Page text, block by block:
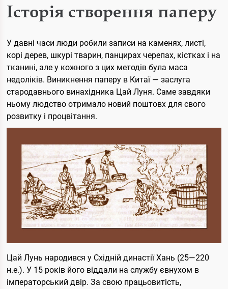
Історія створення паперу
У давні часи люди робили записи на каменях, листі,
корі дерев, шкурі тварин, панцирах черепах, кістках і на
тканині, але у кожного з цих методів була маса
недоліків. Виникнення паперу в Китаї — заслуга
стародавнього винахідника Цай Луня. Саме завдяки
ньому людство отримало новий поштовх для свого
розвитку і процвітання.
Цай Лунь народився у Східній династії Хань (25—220
н.е.). У 15 років його віддали на службу євнухом в
імператорський двір. За свою працьовитість,